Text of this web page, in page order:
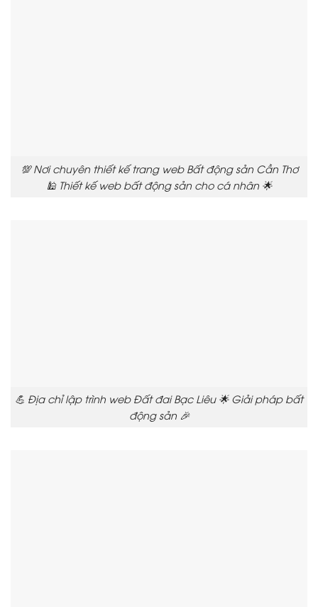
💯 Nơi chuyên thiết kế trang web Bất động sản Cần Thơ
🕌 Thiết kế web bất động sản cho cá nhân 🌟
💪 Địa chỉ lập trình web Đất đai Bạc Liêu 🌟 Giải pháp bất
động sản 🎉